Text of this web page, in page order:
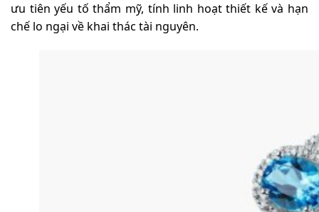
ưu tiên yếu tố thẩm mỹ, tính linh hoạt thiết kế và hạn
chế lo ngại về khai thác tài nguyên.